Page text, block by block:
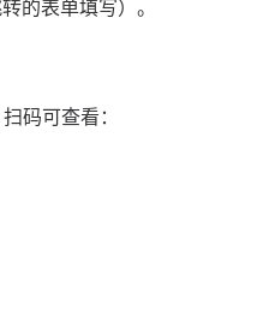
的表单填写）。
码可查看：